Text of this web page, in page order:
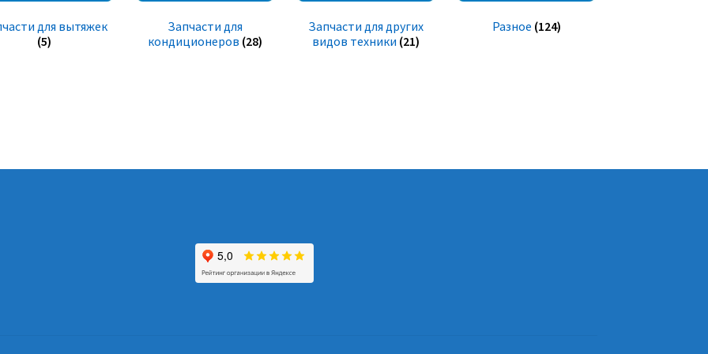
для вытяжек
(5)
Запчасти для
кондиционеров (28)
Запчасти для других
видов техники (21)
Разное (124)